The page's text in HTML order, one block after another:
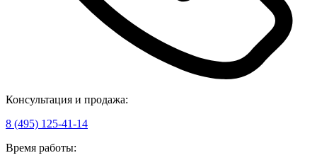
Консультация и продажа:
8 (495) 125-41-14
Время работы: